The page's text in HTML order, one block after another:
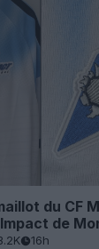
du CF
de
16h